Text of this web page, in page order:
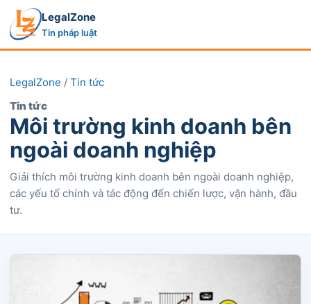
LegalZone
Tin pháp luật
LegalZone / Tin tức
Tin tức
Môi trường kinh doanh bên
ngoài doanh nghiệp
Giải thích môi trường kinh doanh bên ngoài doanh nghiệp,
các yếu tố chính và tác động đến chiến lược, vận hành, đầu
tư.